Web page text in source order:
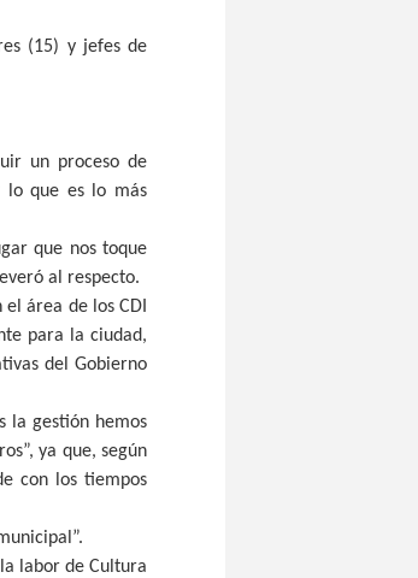
(15) y jefes de
un proceso de
lo que es lo más
que nos toque
al respecto.
área de los CDI
para la ciudad,
del Gobierno
la gestión hemos
ya que, según
con los tiempos
labor de Cultura